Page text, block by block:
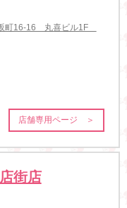
町16-16 丸喜ビル1F
店舗専用ページ ＞
街店